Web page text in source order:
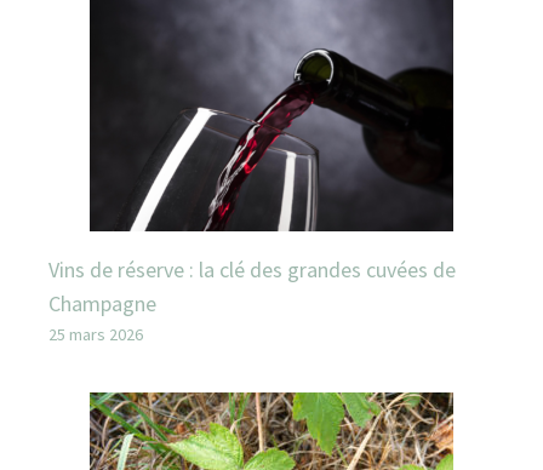
Vins de réserve : la clé des grandes cuvées de
Champagne
25 mars 2026